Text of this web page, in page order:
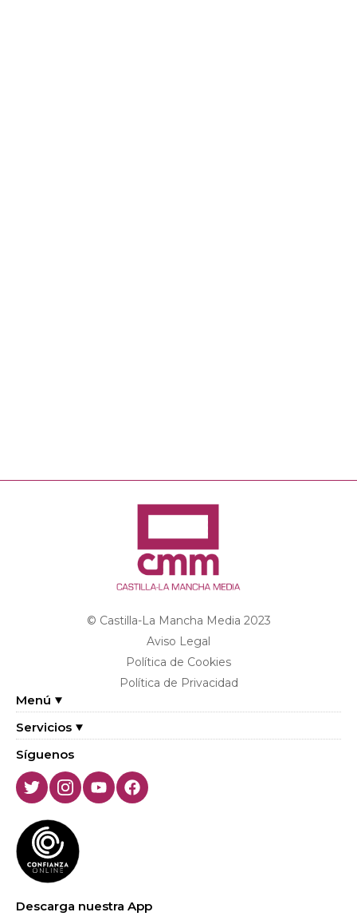
Menú
Servicios
© Castilla-La Mancha Media 2023
Aviso Legal
Política de Cookies
Política de Privacidad
Síguenos
TwitterInstagram
YoutubeFacebook
Descarga nuestra App